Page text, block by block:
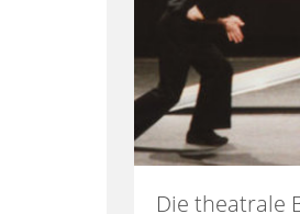
Die theatrale